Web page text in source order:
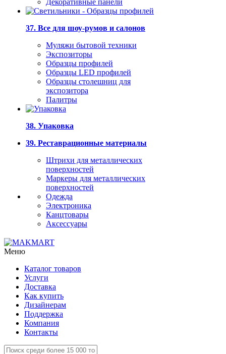
Декоративные панели
37. Все для шоу-румов и салонов
Муляжи бытовой техники
Экспозиторы
Образцы профилей
Образцы LED профилей
Образцы столешниц для
экспозитора
Палитры
38. Упаковка
39. Реставрационные материалы
Штрихи для металлических
поверхностей
Маркеры для металлических
поверхностей
Одежда
Электроника
Канцтовары
Аксессуары
Меню
Каталог товаров
Услуги
Доставка
Как купить
Дизайнерам
Поддержка
Компания
Контакты